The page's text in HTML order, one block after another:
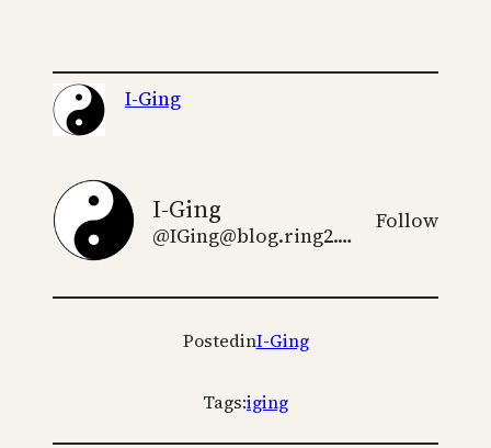
I-Ging
I-Ging
@IGing@blog.ring2.de
Follow
PostedinI-Ging
Tags:iging